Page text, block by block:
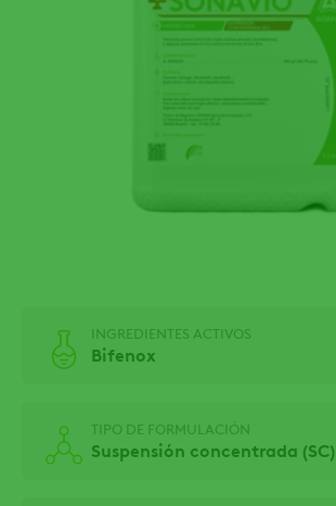
INGREDIENTES ACTIVOS
Bifenox
TIPO DE FORMULACIÓN
Suspensión concentrada (SC)